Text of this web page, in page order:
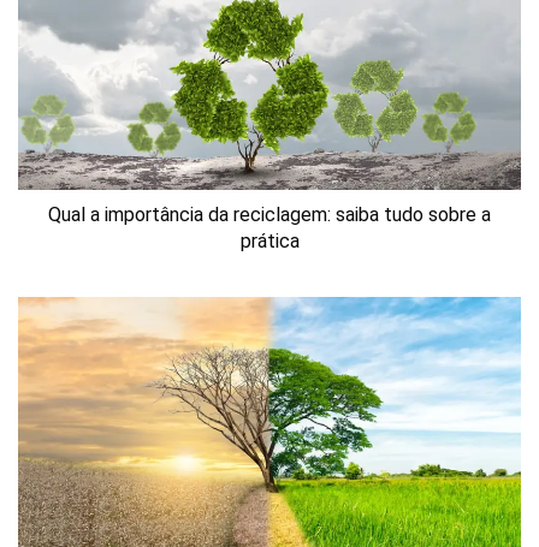
Qual a importância da reciclagem: saiba tudo sobre a
prática